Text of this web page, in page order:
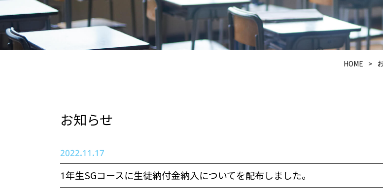
HOME >
お知らせ
2022.11.17
1年生SGコースに生徒納付金納入についてを配布しました。